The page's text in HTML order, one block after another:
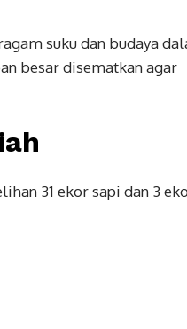
suku dan budaya
besar disematkan agar
31 ekor sapi dan 3